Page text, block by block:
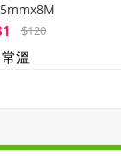
$120
常溫